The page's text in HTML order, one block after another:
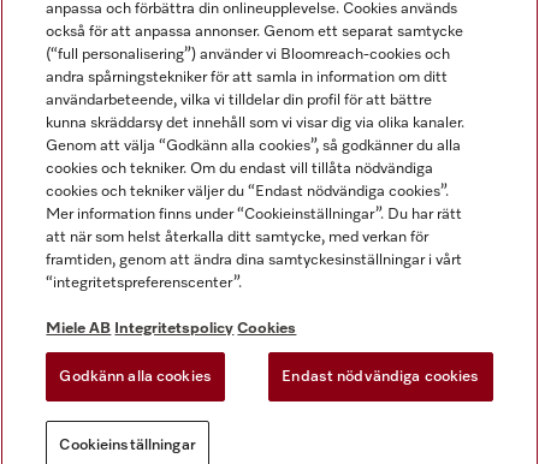
Miele AB
Allmänna villkor
Användarvillkor
Miele tillgänglighetsförklaring
Lagen om digitala tjänster
Miele på LinkedIn
Miele på Facebook
Miele på Instagram
Miele på Youtube
anpassa och förbättra din onlineupplevelse. Cookies används
också för att anpassa annonser. Genom ett separat samtycke
(“full personalisering”) använder vi Bloomreach-cookies och
andra spårningstekniker för att samla in information om ditt
användarbeteende, vilka vi tilldelar din profil för att bättre
kunna skräddarsy det innehåll som vi visar dig via olika kanaler.
Genom att välja “Godkänn alla cookies”, så godkänner du alla
cookies och tekniker. Om du endast vill tillåta nödvändiga
cookies och tekniker väljer du “Endast nödvändiga cookies”.
Mer information finns under “Cookieinställningar”. Du har rätt
att när som helst återkalla ditt samtycke, med verkan för
framtiden, genom att ändra dina samtyckesinställningar i vårt
“integritetspreferenscenter”.
Miele AB Integritetspolicy Cookies
Godkänn alla cookies Endast nödvändiga cookies
Cookieinställningar